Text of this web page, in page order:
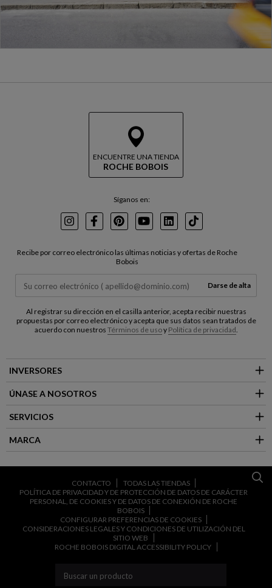
ENCUENTRE UNA TIENDA
ROCHE BOBOIS
Síganos en:
InstagramFacebookPinterest
YoutubeLinkedInTikTok
Recibe por correo electrónico las últimas noticias y ofertas de Roche
Bobois
Darse de alta
Al registrar su dirección en el casilla anterior, acepta recibir nuestras
propuestas por correo electrónico y acepta que sus datos sean tratados de
acuerdo con nuestros Términos de usoy Política de privacidad
INVERSORES
ÚNASE A NOSOTROS
SERVICIOS
MARCA
CONTACTO
TODAS LAS TIENDAS
POLÍTICA DE PRIVACIDAD Y DE PROTECCIÓN DE DATOS DE CARÁCTER
PERSONAL, DE COOKIES Y DE DATOS DE CONEXIÓN DE ROCHE
BOBOIS
CONFIGURAR PREFERENCIAS DE COOKIES
CONSIDERACIONES LEGALES Y CONDICIONES DE UTILIZACIÓN DEL
SITIO WEB
ROCHE BOBOIS DIGITAL ACCESSIBILITY POLICY